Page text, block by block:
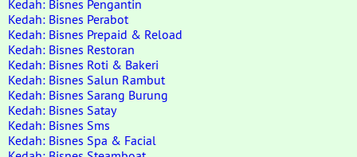
Kedah: Bisnes Pengantin
Kedah: Bisnes Perabot
Kedah: Bisnes Prepaid & Reload
Kedah: Bisnes Restoran
Kedah: Bisnes Roti & Bakeri
Kedah: Bisnes Salun Rambut
Kedah: Bisnes Sarang Burung
Kedah: Bisnes Satay
Kedah: Bisnes Sms
Kedah: Bisnes Spa & Facial